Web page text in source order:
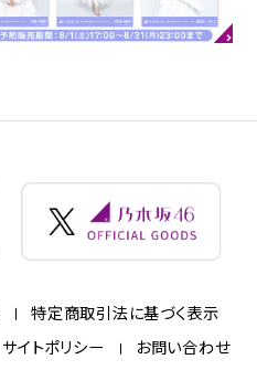
特定商取引法に基づく表示
サイトポリシー お問い合わせ